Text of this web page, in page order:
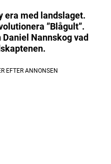
era med landslaget.
”Blågult”.
Nannskog vad